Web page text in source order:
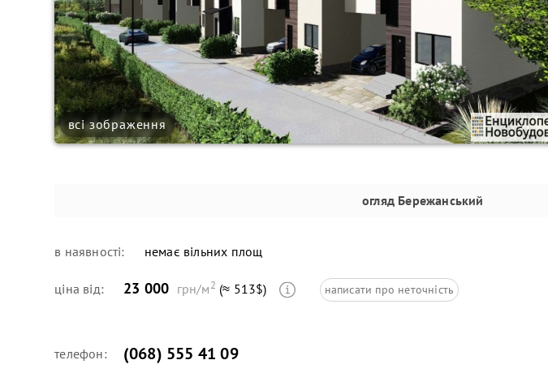
всі зображення
оглядБережанський
в наявності: немає вільних площ
ціна від: 23 000 грн/м2 (≈ 513$) написати про неточність
телефон: (068) 555 41 09